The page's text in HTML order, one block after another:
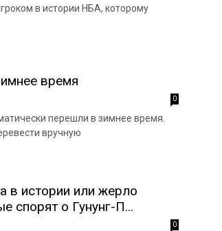
в истории НБА, которому
время
0
перешли в зимнее время.
вручную
в истории или жерло
спорят о Гунунг-П...
0